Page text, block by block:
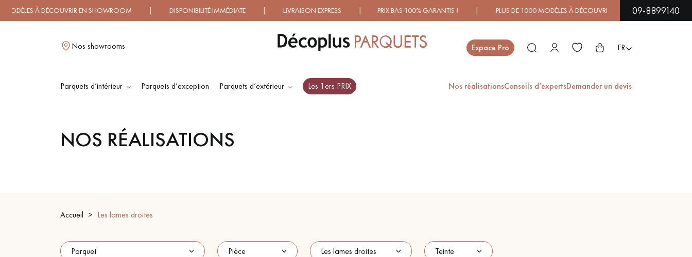
EN SHOWROOM | DISPONIBILITÉ IMMÉDIATE | LIVRAISON EXPRESS | PRIX BAS 100% GARANTIS ! | PLUS DE 1000 MODÈLES À DÉCOUVRIR EN SHOWROOM |09-8899140
Nos showrooms Espace Pro FR
Parquets d’intérieur Parquets d’exception Parquets d’extérieur Les 1ers PRIX Nos réalisationsConseils d’expertsDemander un devis
ACCESSOIRES
PARQUET D'INTÉRIEUR
NOS RÉALISATIONS
Accueil Les lames droites